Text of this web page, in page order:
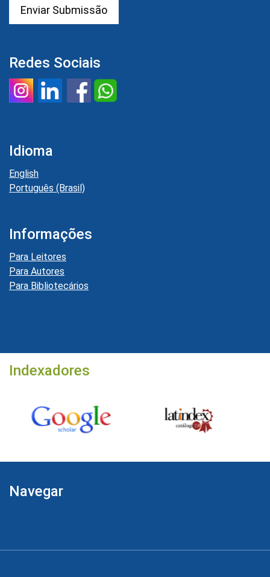
Enviar Submissão
Redes Sociais
Idioma
English
Português (Brasil)
Informações
Para Leitores
Para Autores
Para Bibliotecários
Indexadores
Navegar